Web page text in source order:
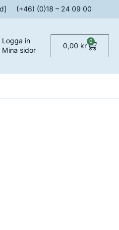
(+46) (0)18 – 24 09 00
Logga in
Mina sidor
0,00 kr
0